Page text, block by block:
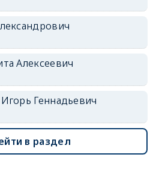
Алексеевич
Геннадьевич
в раздел